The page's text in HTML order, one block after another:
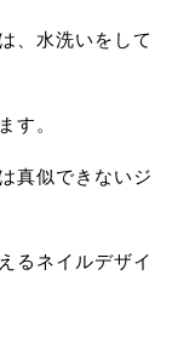
、水洗いをして
す。
真似できないジ
るネイルデザイ